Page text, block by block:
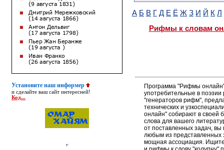
Установите наш информер
и сделайте ваш сайт интересней!
Код...
А Б В Г Д Е Ё Ж З И Й К Л
Рифмы к словам
Программа "Рифмы
употребительные в
"генераторов рифм",
технических и
онлайн" собирают в своей
слова для вашего
от поставленных задач,
любым из
мощная ассоциация. Ищите